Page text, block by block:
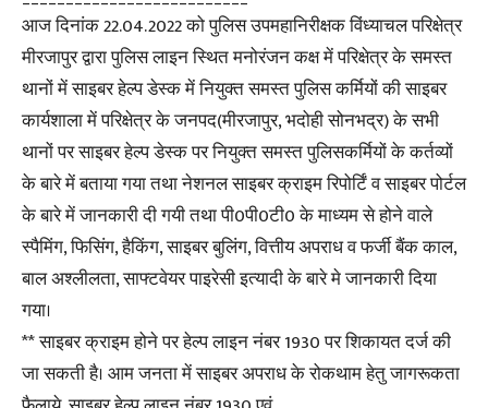
आज दिनांक 22.04.2022 को पुलिस उपमहानिरीक्षक विंध्याचल परिक्षेत्र
मीरजापुर द्वारा पुलिस लाइन स्थित मनोरंजन कक्ष में परिक्षेत्र के समस्त
थानों में साइबर हेल्प डेस्क में नियुक्त समस्त पुलिस कर्मियों की साइबर
कार्यशाला में परिक्षेत्र के जनपद(मीरजापुर, भदोही सोनभद्र) के सभी
थानों पर साइबर हेल्प डेस्क पर नियुक्त समस्त पुलिसकर्मियों के कर्तव्यों
के बारे में बताया गया तथा नेशनल साइबर क्राइम रिपोर्टिं व साइबर पोर्टल
के बारे में जानकारी दी गयी तथा पी0पी0टी0 के माध्यम से होने वाले
स्पैमिंग, फिसिंग, हैकिंग, साइबर बुलिंग, वित्तीय अपराध व फर्जी बैंक काल,
बाल अश्लीलता, साफ्टवेयर पाइरेसी इत्यादी के बारे मे जानकारी दिया
गया।
** साइबर क्राइम होने पर हेल्प लाइन नंबर 1930 पर शिकायत दर्ज की
जा सकती है। आम जनता में साइबर अपराध के रोकथाम हेतु जागरूकता